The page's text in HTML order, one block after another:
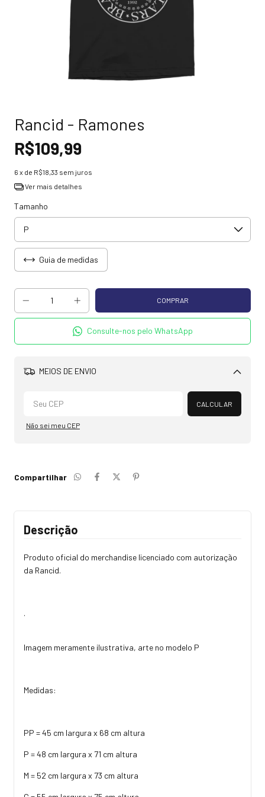
Rancid - Ramones
R$109,99
6 x de R$18,33 sem juros
Ver mais detalhes
Tamanho
Guia de medidas
Consulte-nos pelo WhatsApp
MEIOS DE ENVIO
Alterar CEP
CALCULAR
Não sei meu CEP
Compartilhar
Descrição
Produto oficial do merchandise licenciado com autorização
da Rancid.
.
Imagem meramente ilustrativa, arte no modelo P
Medidas:
PP = 45 cm largura x 68 cm altura
P = 48 cm largura x 71 cm altura
M = 52 cm largura x 73 cm altura